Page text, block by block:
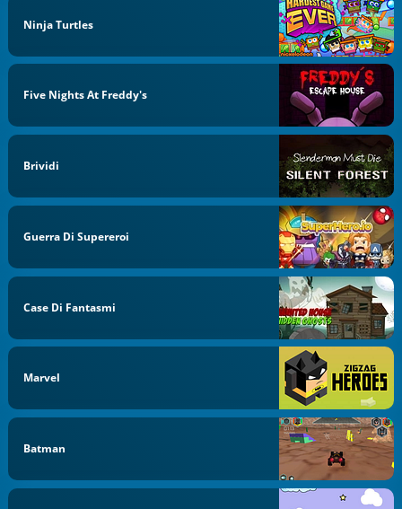
Ninja Turtles
Five Nights At Freddy's
Brividi
Guerra Di Supereroi
Case Di Fantasmi
Marvel
Batman